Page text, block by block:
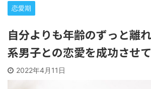
恋愛期
自分よりも年齢のずっと離
系男子との恋愛を成功させ
2022年4月11日